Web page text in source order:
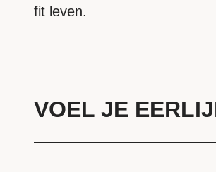
fit leven.
VOEL JE